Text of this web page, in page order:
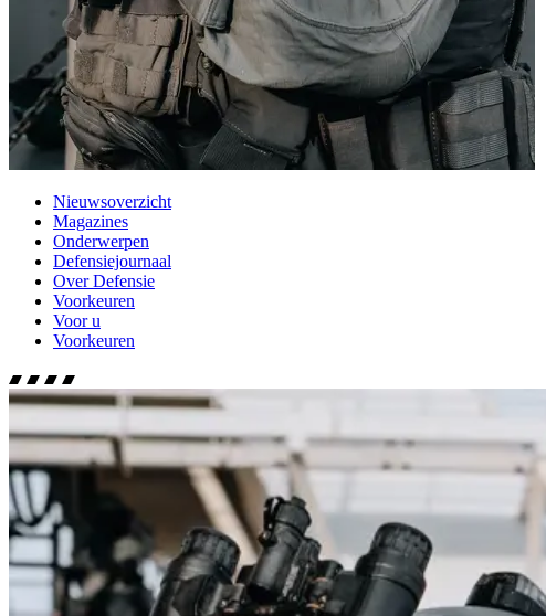
Nieuwsoverzicht
Magazines
Onderwerpen
Defensiejournaal
Over Defensie
Voorkeuren
Voor u
Voorkeuren